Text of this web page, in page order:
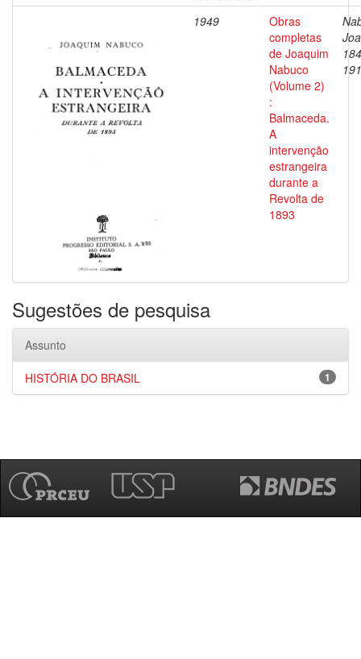
1949
Obras
completas
de Joaquim
Nabuco
(Volume 2)
:
Balmaceda.
A
intervenção
estrangeira
durante a
Revolta de
1893
Sugestões de pesquisa
Assunto
1
HISTÓRIA DO BRASIL